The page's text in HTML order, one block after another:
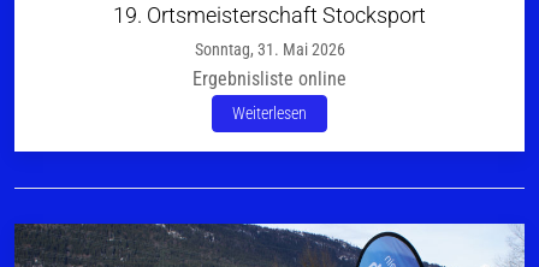
19. Ortsmeisterschaft Stocksport
Sonntag, 31. Mai 2026
Ergebnisliste online
Weiterlesen